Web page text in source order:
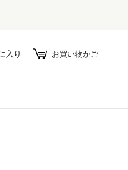
入り お買い物かご